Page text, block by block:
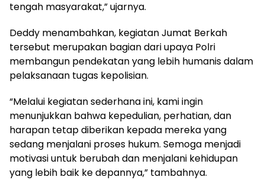
tengah masyarakat,” ujarnya.
Deddy menambahkan, kegiatan Jumat Berkah
tersebut merupakan bagian dari upaya Polri
membangun pendekatan yang lebih humanis dalam
pelaksanaan tugas kepolisian.
“Melalui kegiatan sederhana ini, kami ingin
menunjukkan bahwa kepedulian, perhatian, dan
harapan tetap diberikan kepada mereka yang
sedang menjalani proses hukum. Semoga menjadi
motivasi untuk berubah dan menjalani kehidupan
yang lebih baik ke depannya,” tambahnya.